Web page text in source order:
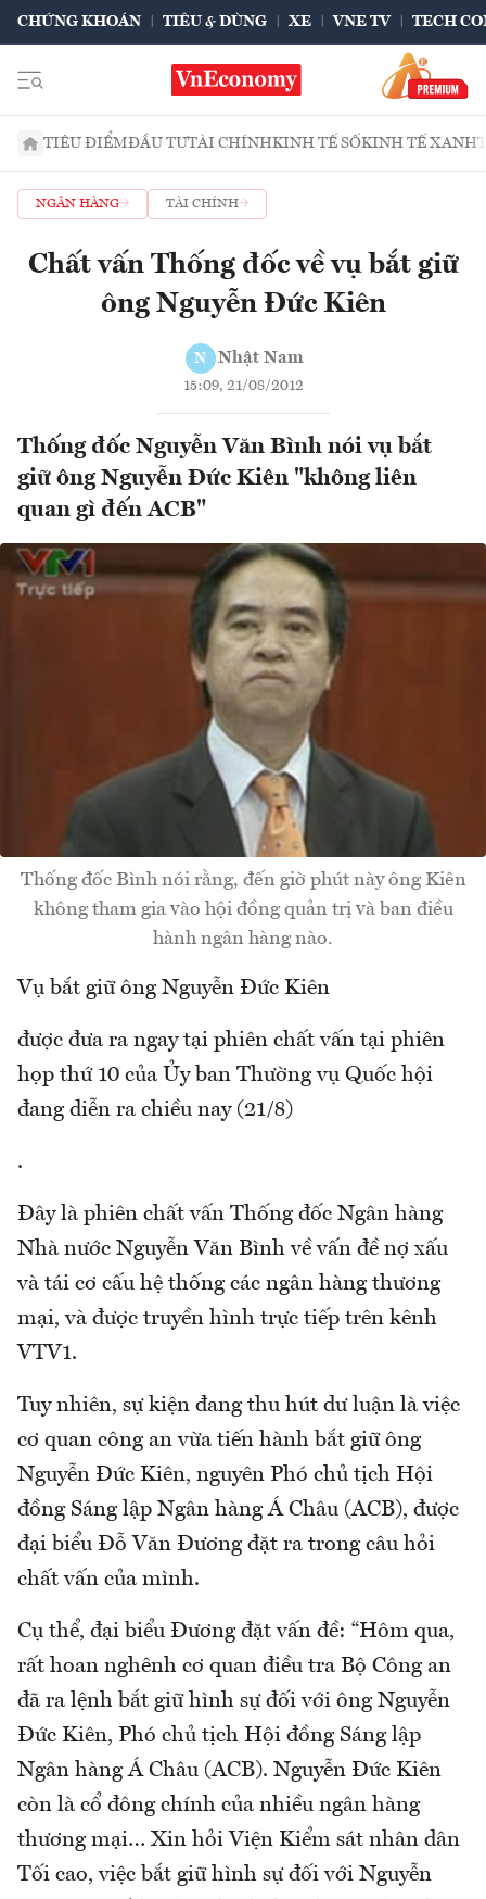
CHỨNG KHOÁN TIÊU & DÙNG XE VNE TV TECH
TIÊU ĐIỂMĐẦU TƯTÀI CHÍNHKINH TẾ SỐKINH TẾ XANH
NGÂN HÀNG TÀI CHÍNH
Chất vấn Thống đốc về vụ bắt giữ
ông Nguyễn Đức Kiên
N Nhật Nam
15:09, 21/08/2012
Thống đốc Nguyễn Văn Bình nói vụ bắt
giữ ông Nguyễn Đức Kiên "không liên
quan gì đến ACB"
Thống đốc Bình nói rằng, đến giờ phút này ông Kiên
không tham gia vào hội đồng quản trị và ban điều
hành ngân hàng nào.
Vụ bắt giữ ông Nguyễn Đức Kiên
được đưa ra ngay tại phiên chất vấn tại phiên
họp thứ 10 của Ủy ban Thường vụ Quốc hội
đang diễn ra chiều nay (21/8)
.
Đây là phiên chất vấn Thống đốc Ngân hàng
Nhà nước Nguyễn Văn Bình về vấn đề nợ xấu
và tái cơ cấu hệ thống các ngân hàng thương
mại, và được truyền hình trực tiếp trên kênh
VTV1.
Tuy nhiên, sự kiện đang thu hút dư luận là việc
cơ quan công an vừa tiến hành bắt giữ ông
Nguyễn Đức Kiên, nguyên Phó chủ tịch Hội
đồng Sáng lập Ngân hàng Á Châu (ACB), được
đại biểu Đỗ Văn Đương đặt ra trong câu hỏi
chất vấn của mình.
Cụ thể, đại biểu Đương đặt vấn đề: “Hôm qua,
rất hoan nghênh cơ quan điều tra Bộ Công an
đã ra lệnh bắt giữ hình sự đối với ông Nguyễn
Đức Kiên, Phó chủ tịch Hội đồng Sáng lập
Ngân hàng Á Châu (ACB). Nguyễn Đức Kiên
còn là cổ đông chính của nhiều ngân hàng
thương mại… Xin hỏi Viện Kiểm sát nhân dân
Tối cao, việc bắt giữ hình sự đối với Nguyễn